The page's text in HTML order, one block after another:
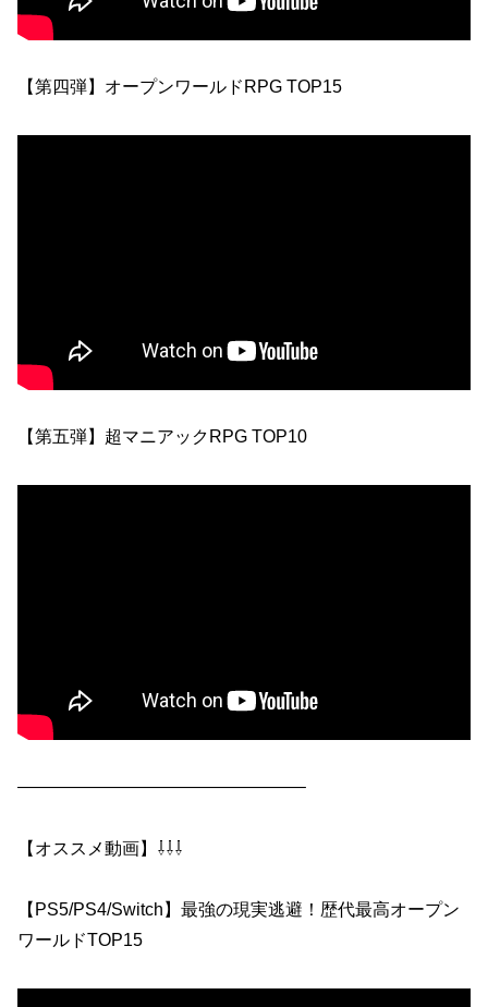
【第四弾】オープンワールドRPG TOP15
【第五弾】超マニアックRPG TOP10
————————————————–
【オススメ動画】⇩⇩⇩
【PS5/PS4/Switch】最強の現実逃避！歴代最高オープン
ワールドTOP15